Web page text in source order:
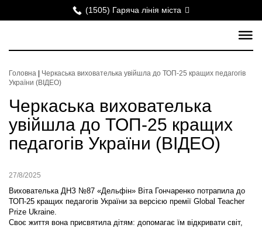
(1505) Гаряча лінія міста
Головна
Черкаська вихователька увійшла до ТОП-25 кращих педагогів
України (ВІДЕО)
Черкаська вихователька
увійшла до ТОП-25 кращих
педагогів України (ВІДЕО)
27/8/2025
Вихователька ДНЗ №87 «Дельфін» Віта Гончаренко потрапила до
ТОП-25 кращих педагогів України за версією премії Global Teacher
Prize Ukraine.
Своє життя вона присвятила дітям: допомагає їм відкривати світ,